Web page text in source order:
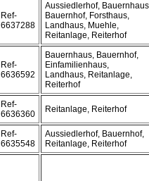
Ref-
6637288
Aussiedlerhof,
Bauernhof, Forsthaus,
Landhaus, Muehle,
Reitanlage, Reiterhof
Ref-
6636592
Bauernhaus, Bauernhof,
Einfamilienhaus,
Landhaus, Reitanlage,
Reiterhof
Ref-
6636360
Reitanlage, Reiterhof
Ref-
6635548
Aussiedlerhof, Bauernhof,
Reitanlage, Reiterhof